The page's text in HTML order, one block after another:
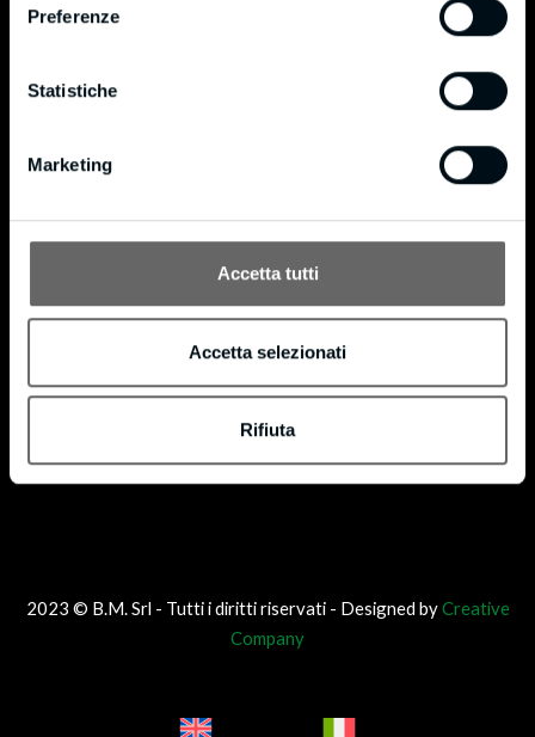
Preferenze
Statistiche
Marketing
Accetta tutti
Accetta selezionati
Rifiuta
Certificazioni
Certificato FSC
in conformità allo standard STD 40-004 con
codice di licenza FSC-C160853. FSC
è dedicato alla promozione di una gestione forestale
su richiesta.
2023 © B.M. Srl - Tutti i diritti riservati - Designed byCreative
Company